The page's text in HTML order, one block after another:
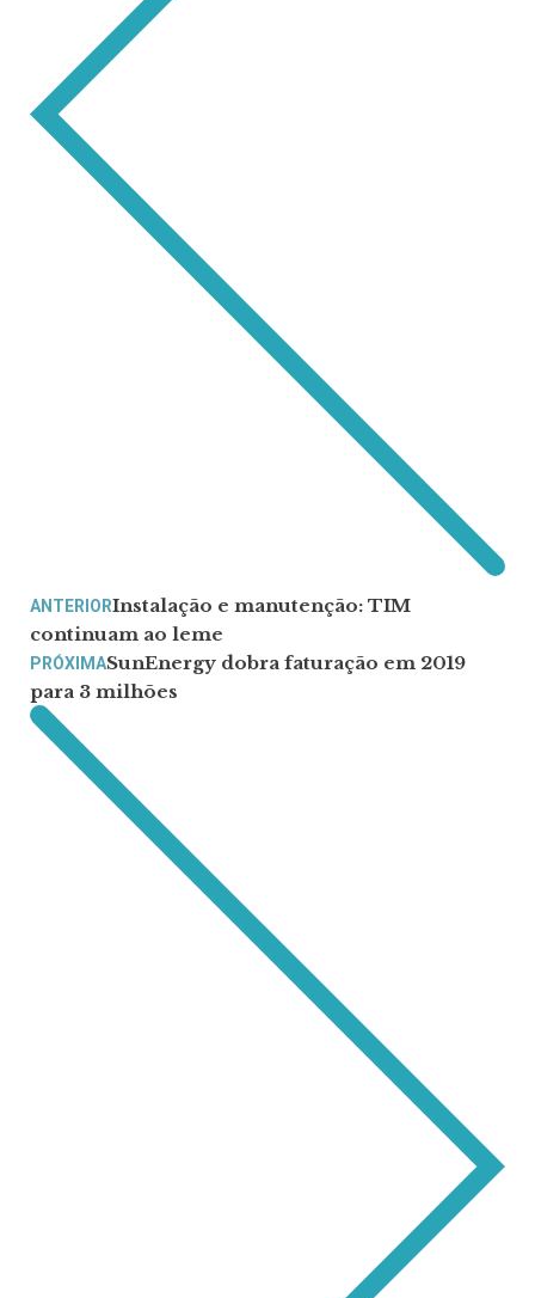
ANTERIORInstalação e manutenção: TIM
continuam ao leme
PRÓXIMASunEnergy dobra faturação em 2019
para 3 milhões